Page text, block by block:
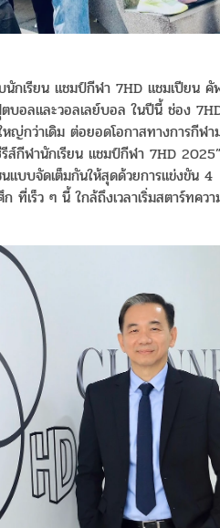
นักเรียน แชมป์กีฬา 7HD แชมเปียน คั
บอลและวอลเลย์บอล ในปีนี้ ช่อง
ญ่กว่าเดิม ต่อยอดโอกาสทางการกีฬา
ส์กีฬานักเรียน แชมป์กีฬา 7HD
แบบจัดเต็มกันให้สุดด้วยการแข่งขัน 4
ที่เร็ว ๆ นี้ ใกล้ถึงเวลาเริ่มสตาร์ทคว